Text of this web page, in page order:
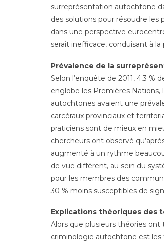
surreprésentation autochtone
des solutions pour résoudre
dans une perspective
serait inefficace, conduisant à
Prévalence de la
Selon l’enquête de 2011, 4,3
englobe les Premières Nations,
autochtones avaient une
carcéraux provinciaux et
praticiens sont de mieux en
chercheurs ont observé
augmenté à un rythme
de vue différent, au sein du
pour les membres des
30 % moins susceptibles de
Explications théoriques des
Alors que plusieurs théories
criminologie autochtone est